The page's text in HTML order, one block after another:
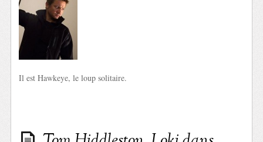
Il est Hawkeye, le loup solitaire.